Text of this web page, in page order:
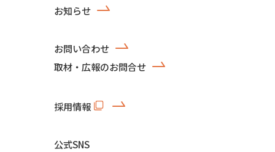
お知らせ
お問い合わせ
取材・広報のお問合せ
採用情報
公式SNS